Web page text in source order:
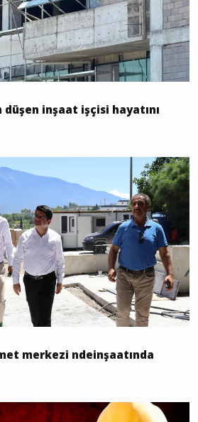
inşaat işçisi hayatını
merkezi ndeinşaatında